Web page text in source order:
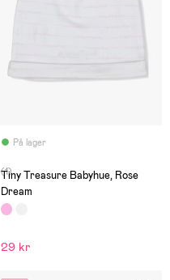
På lager
(1)
Tiny Treasure Babyhue, Rose
Dream
29 kr